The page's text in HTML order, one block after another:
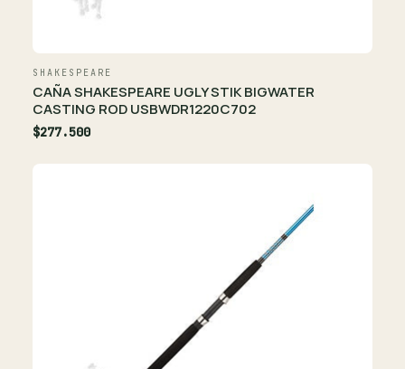
SHAKESPEARE
CAÑA SHAKESPEARE UGLY STIK BIGWATER
CASTING ROD USBWDR1220C702
$277.500